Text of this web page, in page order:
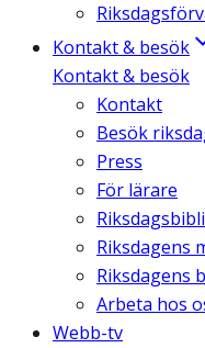
Kontakt & besök
Kontakt & besök
Kontakt
Besök
Press
För lärare
Riksdagens
Riksdagens
Arbeta hos
Webb-tv